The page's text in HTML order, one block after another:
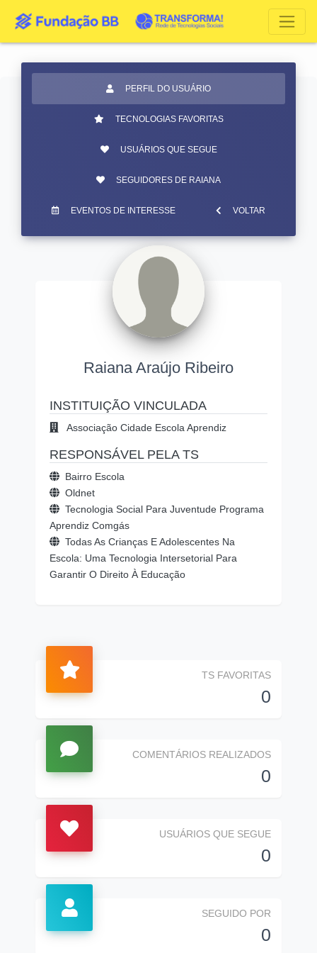
PERFIL DO USUÁRIO
TECNOLOGIAS FAVORITAS
USUÁRIOS QUE SEGUE
SEGUIDORES DE RAIANA
EVENTOS DE INTERESSE VOLTAR
Raiana Araújo Ribeiro
INSTITUIÇÃO VINCULADA
Associação Cidade Escola Aprendiz
RESPONSÁVEL PELA TS
Bairro Escola
Oldnet
Tecnologia Social Para Juventude Programa
Aprendiz Comgás
Todas As Crianças E Adolescentes Na
Escola: Uma Tecnologia Intersetorial Para
Garantir O Direito À Educação
TS FAVORITAS
0
COMENTÁRIOS REALIZADOS
0
USUÁRIOS QUE SEGUE
0
SEGUIDO POR
0